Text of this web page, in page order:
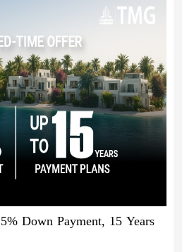
Down Payment, 15 Years